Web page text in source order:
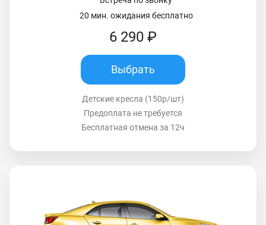
20 мин. ожидания бесплатно
6 290 ₽
Выбрать
Детские кресла (150р/шт)
Предоплата не требуется
Бесплатная отмена за 12ч